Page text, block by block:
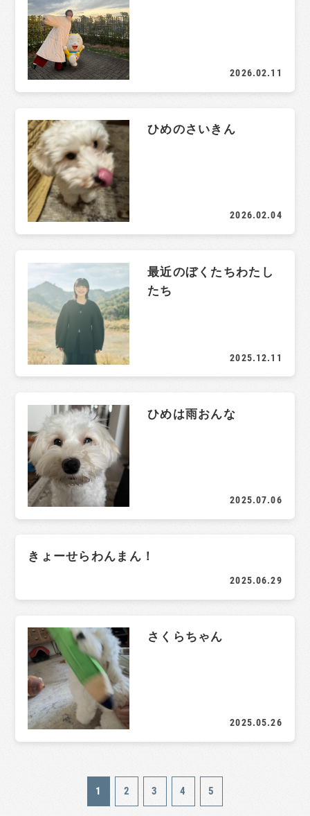
2026.02.11
ひめのさいきん
2026.02.04
最近のぼくたちわたし
たち
2025.12.11
ひめは雨おんな
2025.07.06
きょーせらわんまん！
2025.06.29
さくらちゃん
2025.05.26
1 2 3 4 5